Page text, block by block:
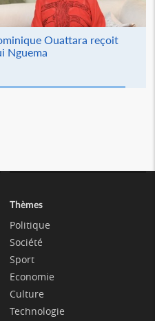
Ouattara reçoit
Nguema
Thèmes
Politique
Société
Sport
Economie
Culture
Technologie